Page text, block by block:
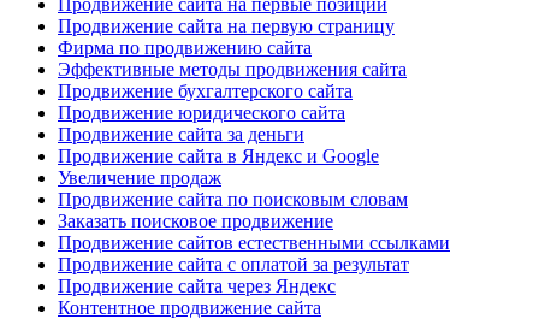
Продвижение сайта на первые позиции
Продвижение сайта на первую страницу
Фирма по продвижению сайта
Эффективные методы продвижения сайта
Продвижение бухгалтерского сайта
Продвижение юридического сайта
Продвижение сайта за деньги
Продвижение сайта в Яндекс и Google
Увеличение продаж
Продвижение сайта по поисковым словам
Заказать поисковое продвижение
Продвижение сайтов естественными ссылками
Продвижение сайта с оплатой за результат
Продвижение сайта через Яндекс
Контентное продвижение сайта